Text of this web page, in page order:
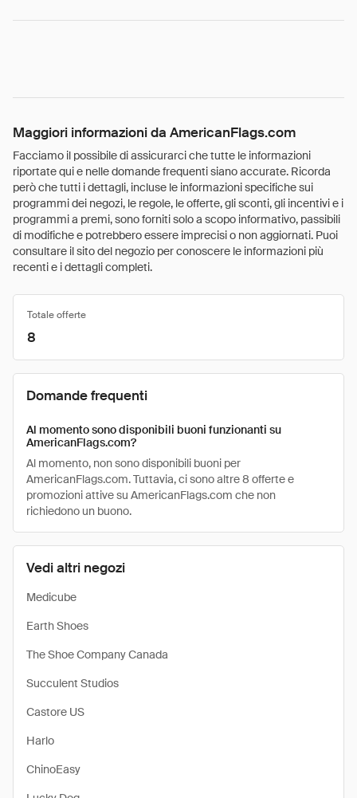
Maggiori informazioni da AmericanFlags.com
Facciamo il possibile di assicurarci che tutte le informazioni
riportate qui e nelle domande frequenti siano accurate. Ricorda
però che tutti i dettagli, incluse le informazioni specifiche sui
programmi dei negozi, le regole, le offerte, gli sconti, gli incentivi e i
programmi a premi, sono forniti solo a scopo informativo, passibili
di modifiche e potrebbero essere imprecisi o non aggiornati. Puoi
consultare il sito del negozio per conoscere le informazioni più
recenti e i dettagli completi.
Vedi altri negozi
Medicube
Earth Shoes
The Shoe Company Canada
Succulent Studios
Castore US
Harlo
ChinoEasy
Totale offerte
8
Domande frequenti
Al momento sono disponibili buoni funzionanti su
AmericanFlags.com?
Al momento, non sono disponibili buoni per
AmericanFlags.com. Tuttavia, ci sono altre 8 offerte e
promozioni attive su AmericanFlags.com che non
richiedono un buono.